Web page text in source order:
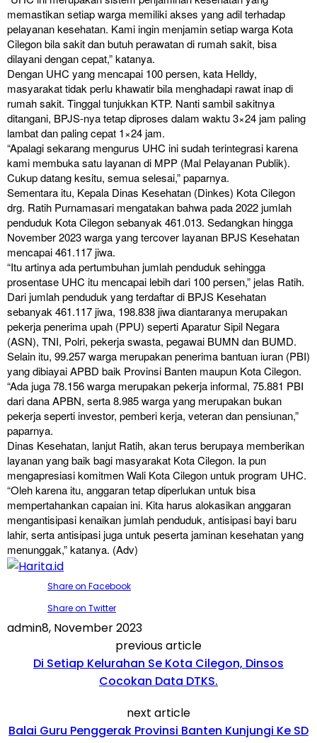
memastikan setiap warga memiliki akses yang adil terhadap
pelayanan kesehatan. Kami ingin menjamin setiap warga Kota
Cilegon bila sakit dan butuh perawatan di rumah sakit, bisa
dilayani dengan cepat,” katanya.
Dengan UHC yang mencapai 100 persen, kata Helldy,
masyarakat tidak perlu khawatir bila menghadapi rawat inap di
rumah sakit. Tinggal tunjukkan KTP. Nanti sambil sakitnya
ditangani, BPJS-nya tetap diproses dalam waktu 3×24 jam paling
lambat dan paling cepat 1×24 jam.
“Apalagi sekarang mengurus UHC ini sudah terintegrasi karena
kami membuka satu layanan di MPP (Mal Pelayanan Publik).
Cukup datang kesitu, semua selesai,” paparnya.
Sementara itu, Kepala Dinas Kesehatan (Dinkes) Kota Cilegon
drg. Ratih Purnamasari mengatakan bahwa pada 2022 jumlah
penduduk Kota Cilegon sebanyak 461.013. Sedangkan hingga
November 2023 warga yang tercover layanan BPJS Kesehatan
mencapai 461.117 jiwa.
“Itu artinya ada pertumbuhan jumlah penduduk sehingga
prosentase UHC itu mencapai lebih dari 100 persen,” jelas Ratih.
Dari jumlah penduduk yang terdaftar di BPJS Kesehatan
sebanyak 461.117 jiwa, 198.838 jiwa diantaranya merupakan
pekerja penerima upah (PPU) seperti Aparatur Sipil Negara
(ASN), TNI, Polri, pekerja swasta, pegawai BUMN dan BUMD.
Selain itu, 99.257 warga merupakan penerima bantuan iuran (PBI)
yang dibiayai APBD baik Provinsi Banten maupun Kota Cilegon.
“Ada juga 78.156 warga merupakan pekerja informal, 75.881 PBI
dari dana APBN, serta 8.985 warga yang merupakan bukan
pekerja seperti investor, pemberi kerja, veteran dan pensiunan,”
paparnya.
Dinas Kesehatan, lanjut Ratih, akan terus berupaya memberikan
layanan yang baik bagi masyarakat Kota Cilegon. Ia pun
mengapresiasi komitmen Wali Kota Cilegon untuk program UHC.
“Oleh karena itu, anggaran tetap diperlukan untuk bisa
mempertahankan capaian ini. Kita harus alokasikan anggaran
mengantisipasi kenaikan jumlah penduduk, antisipasi bayi baru
lahir, serta antisipasi juga untuk peserta jaminan kesehatan yang
menunggak,” katanya. (Adv)
Share on Facebook
Share on Twitter
admin8, November 2023
previous article
Di Setiap Kelurahan Se Kota Cilegon, Dinsos
Cocokan Data DTKS.
next article
Balai Guru Penggerak Provinsi Banten Kunjungi Ke SD